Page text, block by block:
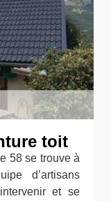
toit
58 se trouve à
d’artisans
et se